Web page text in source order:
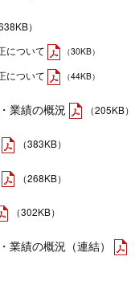
）
について
（30KB）
について （44KB）
業績の概況 （205KB）
（383KB）
（268KB）
（302KB）
業績の概況（連結）